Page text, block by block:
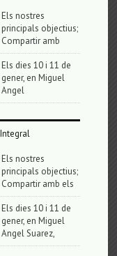
Els nostres
principals objectius;
Compartir amb
Els dies 10 i 11 de
gener, en Miguel
Angel
Els nostres
principals objectius;
Compartir amb els
Els dies 10 i 11 de
gener, en Miguel
Angel Suarez,